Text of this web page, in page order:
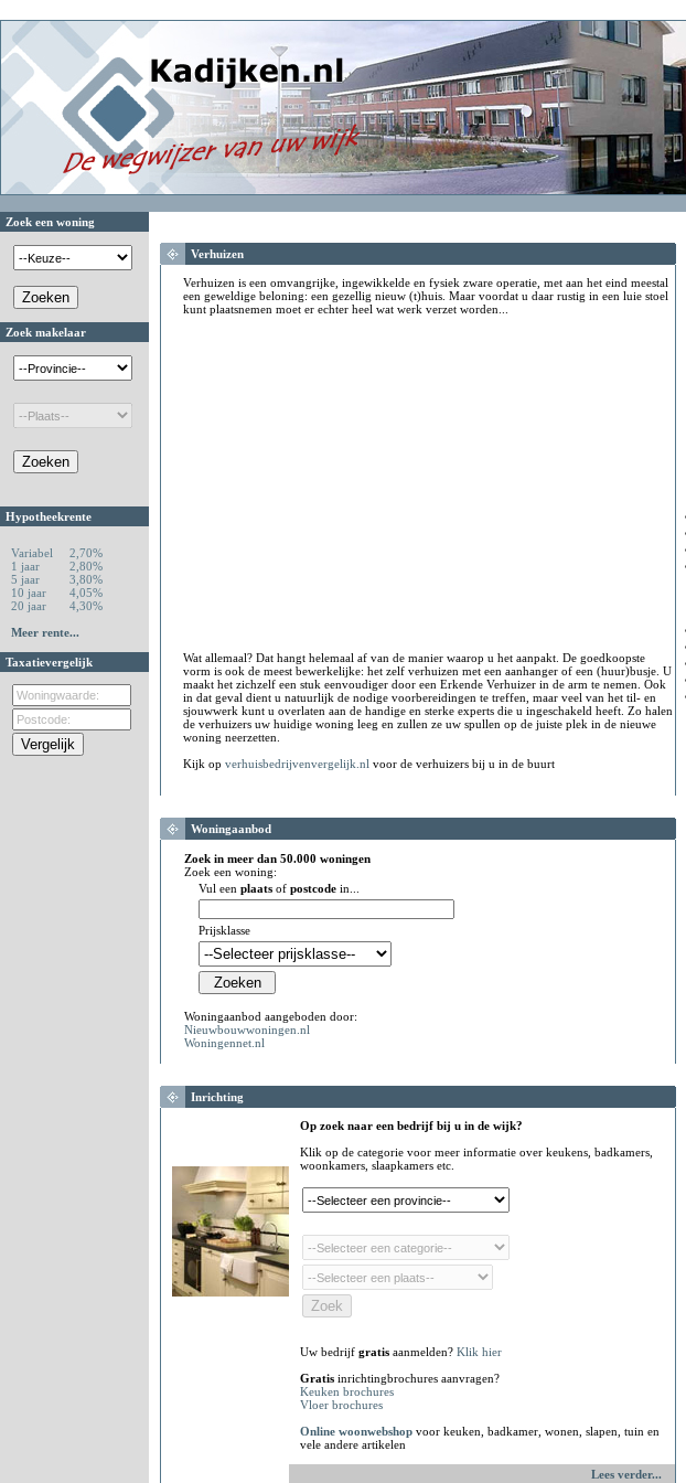
Zoek een woning
Zoek makelaar
Hypotheekrente
Variabel
2,70%
1 jaar
2,80%
5 jaar
3,80%
10 jaar
4,05%
20 jaar
4,30%
Meer rente...
Taxatievergelijk
Verhuizen
Verhuizen is een omvangrijke, ingewikkelde en fysiek zware operatie, met aan het eind meestal
een geweldige beloning: een gezellig nieuw (t)huis. Maar voordat u daar rustig in een luie stoel
kunt plaatsnemen moet er echter heel wat werk verzet worden...
Wat allemaal? Dat hangt helemaal af van de manier waarop u het aanpakt. De goedkoopste
vorm is ook de meest bewerkelijke: het zelf verhuizen met een aanhanger of een (huur)busje. U
maakt het zichzelf een stuk eenvoudiger door een Erkende Verhuizer in de arm te nemen. Ook
in dat geval dient u natuurlijk de nodige voorbereidingen te treffen, maar veel van het til- en
sjouwwerk kunt u overlaten aan de handige en sterke experts die u ingeschakeld heeft. Zo halen
de verhuizers uw huidige woning leeg en zullen ze uw spullen op de juiste plek in de nieuwe
woning neerzetten.
Kijk op verhuisbedrijvenvergelijk.nl voor de verhuizers bij u in de buurt
Woningaanbod
Zoek in meer dan 50.000 woningen
Zoek een woning:
Vul een plaats of postcode in...
Prijsklasse
Woningaanbod aangeboden door:
Nieuwbouwwoningen.nl
Woningennet.nl
Inrichting
Op zoek naar een bedrijf bij u in de wijk?
Klik op de categorie voor meer informatie over keukens, badkamers,
woonkamers, slaapkamers etc.
Uw bedrijf gratis aanmelden? Klik hier
Gratis inrichtingbrochures aanvragen?
Keuken brochures
Vloer brochures
Online woonwebshop voor keuken, badkamer, wonen, slapen, tuin en
vele andere artikelen
Lees verder...